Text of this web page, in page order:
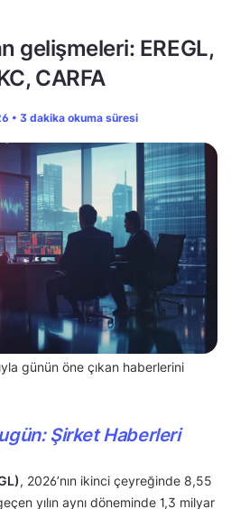
gelişmeleri: EREGL,
CARFA
• 3 dakika okuma süresi
günün öne çıkan haberlerini
Şirket Haberleri
, 2026’nın ikinci çeyreğinde 8,55
yılın aynı döneminde 1,3 milyar